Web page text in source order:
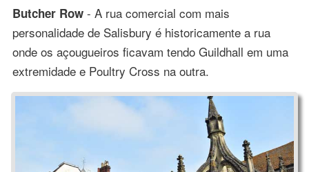
Butcher Row- A rua comercial com mais
personalidade de Salisbury é historicamente a rua
onde os açougueiros ficavam tendo Guildhall em uma
extremidade e Poultry Cross na outra.